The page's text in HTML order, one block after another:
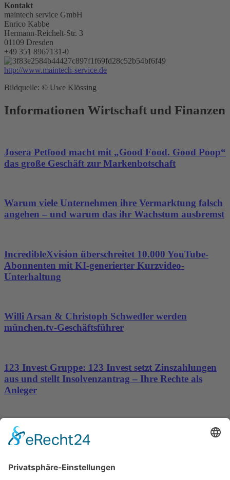
Kontakt
maintech service GmbH
Enrico Kabbe
Hermann-Reichelt-Str. 3
01109 Dresden
+49 351 8967131-0
http://www.maintech-service.de
Bildquelle: © Uwe Klössing
Informationen Wirtschaft und Finanzen
Josera Petfood macht mit „Good Food. Good Poop“
das große Geschäft zur Markenbotschaft
Warum viele Unternehmen ihre Vermarktung falsch
angehen – und warum das ihr Wachstum ausbremst
IncredibleXvision überschreitet 10.000 YouTube-
Abonnenten mit KI-generierter Kurzvideo-
Unterhaltung
Willi Arsan & Christoph Schwedler werden
münchen.tv-Geschäftsführer
123 Invest Gruppe: 123 Invest setzt Zinszahlungen
aus und stellt Insolvenzantrag – Ihre Rechte als
Anleger
Dronus sichert sich 15 Millionen Dollar und treibt
den Aufbau autonomer Luftinfrastruktur voran
Wichtiges